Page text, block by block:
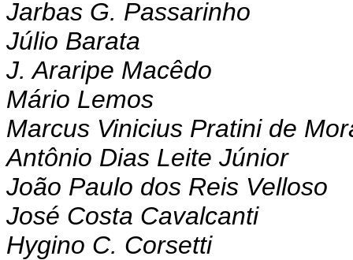
Jarbas G. Passarinho
Júlio Barata
J. Araripe Macêdo
Mário Lemos
Marcus Vinicius Pratini de
Antônio Dias Leite Júnior
João Paulo dos Reis Velloso
José Costa Cavalcanti
Hygino C. Corsetti